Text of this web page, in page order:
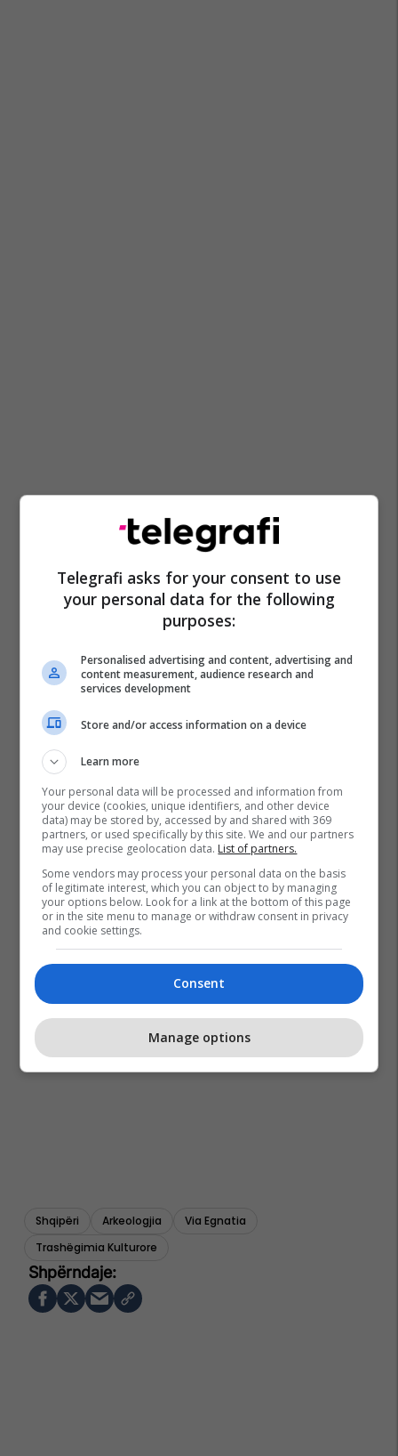
Shqipëri Arkeologjia
Via Egnatia
Trashëgimia Kulturore
Telegrafi asks for your consent to use
your personal data for the following
purposes:
Personalised advertising and content, advertising and
content measurement, audience research and
services development
Store and/or access information on a device
Learn more
Your personal data will be processed and information from
your device (cookies, unique identifiers, and other device
data) may be stored by, accessed by and shared with 369
partners, or used specifically by this site. We and our partners
may use precise geolocation data. List of partners.
Some vendors may process your personal data on the basis
of legitimate interest, which you can object to by managing
your options below. Look for a link at the bottom of this page
or in the site menu to manage or withdraw consent in privacy
and cookie settings.
Consent
Manage options